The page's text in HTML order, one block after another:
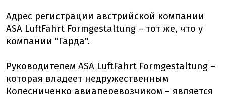
Адрес регистрации австрийской компании
ASA LuftFahrt Formgestaltung – тот же, что у
компании "Гарда".
Руководителем ASA LuftFahrt Formgestaltung –
которая владеет недружественным
Колесниченко авиаперевозчиком – является